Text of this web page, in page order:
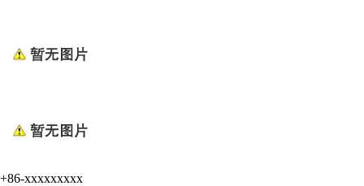
+86-xxxxxxxxx